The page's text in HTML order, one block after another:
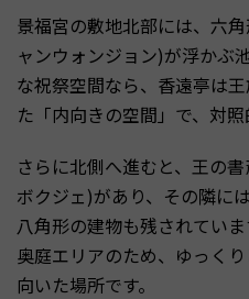
景福宮の敷地北部には、六
ャンウォンジョン)が浮かぶ
な祝祭空間なら、香遠亭は
た「内向きの空間」で、対
さらに北側へ進むと、王の
ボクジェ)があり、その隣に
八角形の建物も残されてい
奥庭エリアのため、ゆっく
向いた場所です。